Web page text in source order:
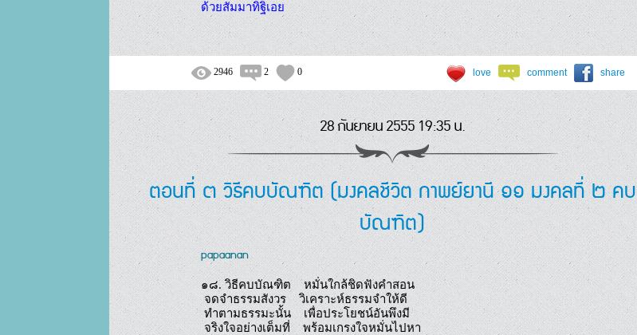
2946 2 0 love comment share
28 กันยายน 2555 19:35 น.
ตอนที่ ๓ วิธีคบบัณฑิต (มงคลชีวิต กาพย์ยานี ๑๑ มงคลที่ ๒ คบ
บัณฑิต)
papaanan
๑๘. วิธีคบบัณฑิต    หมั่นใกล้ชิดฟังคำสอน
จดจำธรรมสังวร    วิเคราะห์ธรรมจำให้ดี
ทำตามธรรมะนั้น    เพื่อประโยชน์อันพึงมี
จริงใจอย่างเต็มที่    พร้อมเกรงใจหมั่นไปหา